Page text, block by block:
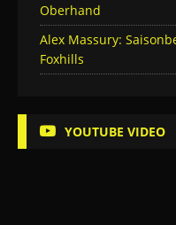
Oberhand
Alex Massury:
Foxhills
YOUTUBE VIDEO